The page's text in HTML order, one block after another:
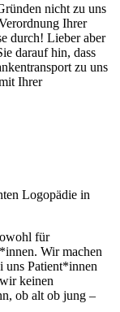
nicht zu uns
Ihrer
durch! Lieber aber
darauf hin, dass
zu uns
Ihrer
Logopädie in
für
Wir machen
uns Patient*innen
keinen
ob alt ob jung –